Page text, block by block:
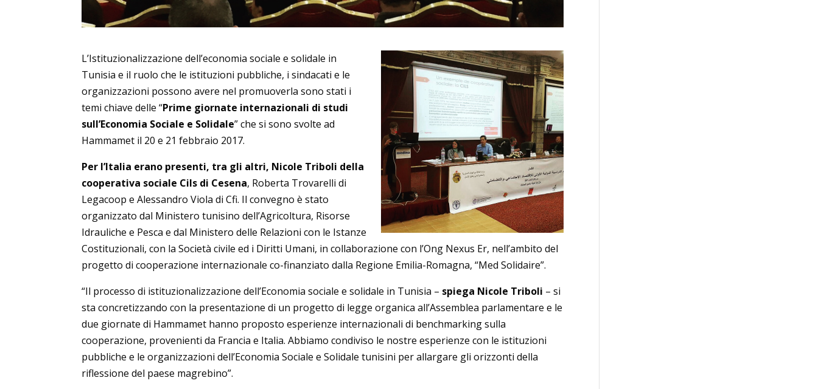
L’Istituzionalizzazione dell’economia sociale e solidale in
Tunisia e il ruolo che le istituzioni pubbliche, i sindacati e le
organizzazioni possono avere nel promuoverla sono stati i
temi chiave delle “Prime giornate internazionali di studi
sull’Economia Sociale e Solidale” che si sono svolte ad
Hammamet il 20 e 21 febbraio 2017.
Per l’Italia erano presenti, tra gli altri, Nicole Triboli della
cooperativa sociale Cils di Cesena, Roberta Trovarelli di
Legacoop e Alessandro Viola di Cfi. Il convegno è stato
organizzato dal Ministero tunisino dell’Agricoltura, Risorse
Idrauliche e Pesca e dal Ministero delle Relazioni con le Istanze
Costituzionali, con la Società civile ed i Diritti Umani, in collaborazione con l’Ong Nexus Er, nell’ambito del
progetto di cooperazione internazionale co-finanziato dalla Regione Emilia-Romagna, “Med Solidaire”.
“Il processo di istituzionalizzazione dell’Economia sociale e solidale in Tunisia – spiega Nicole Triboli – si
sta concretizzando con la presentazione di un progetto di legge organica all’Assemblea parlamentare e le
due giornate di Hammamet hanno proposto esperienze internazionali di benchmarking sulla
cooperazione, provenienti da Francia e Italia. Abbiamo condiviso le nostre esperienze con le istituzioni
pubbliche e le organizzazioni dell’Economia Sociale e Solidale tunisini per allargare gli orizzonti della
riflessione del paese magrebino”.